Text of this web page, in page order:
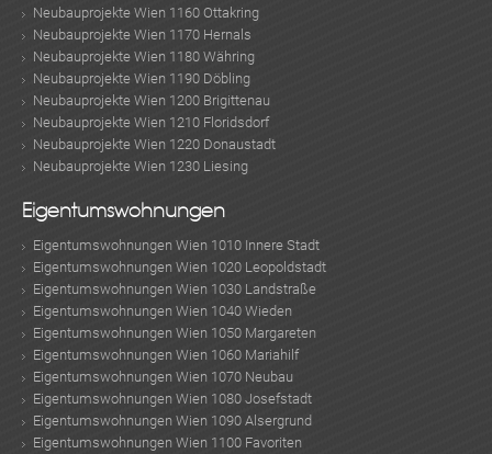
Neubauprojekte Wien 1160 Ottakring
Neubauprojekte Wien 1170 Hernals
Neubauprojekte Wien 1180 Währing
Neubauprojekte Wien 1190 Döbling
Neubauprojekte Wien 1200 Brigittenau
Neubauprojekte Wien 1210 Floridsdorf
Neubauprojekte Wien 1220 Donaustadt
Neubauprojekte Wien 1230 Liesing
Eigentumswohnungen
Eigentumswohnungen Wien 1010 Innere Stadt
Eigentumswohnungen Wien 1020 Leopoldstadt
Eigentumswohnungen Wien 1030 Landstraße
Eigentumswohnungen Wien 1040 Wieden
Eigentumswohnungen Wien 1050 Margareten
Eigentumswohnungen Wien 1060 Mariahilf
Eigentumswohnungen Wien 1070 Neubau
Eigentumswohnungen Wien 1080 Josefstadt
Eigentumswohnungen Wien 1090 Alsergrund
Eigentumswohnungen Wien 1100 Favoriten